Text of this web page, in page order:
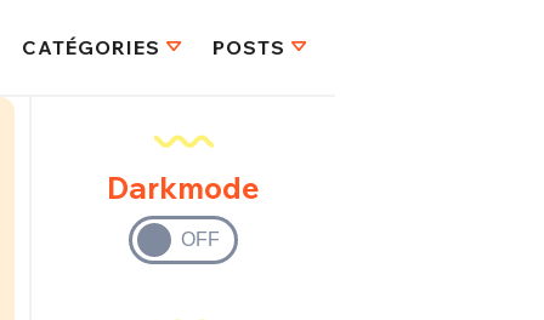
CATÉGORIES POSTS
Darkmode